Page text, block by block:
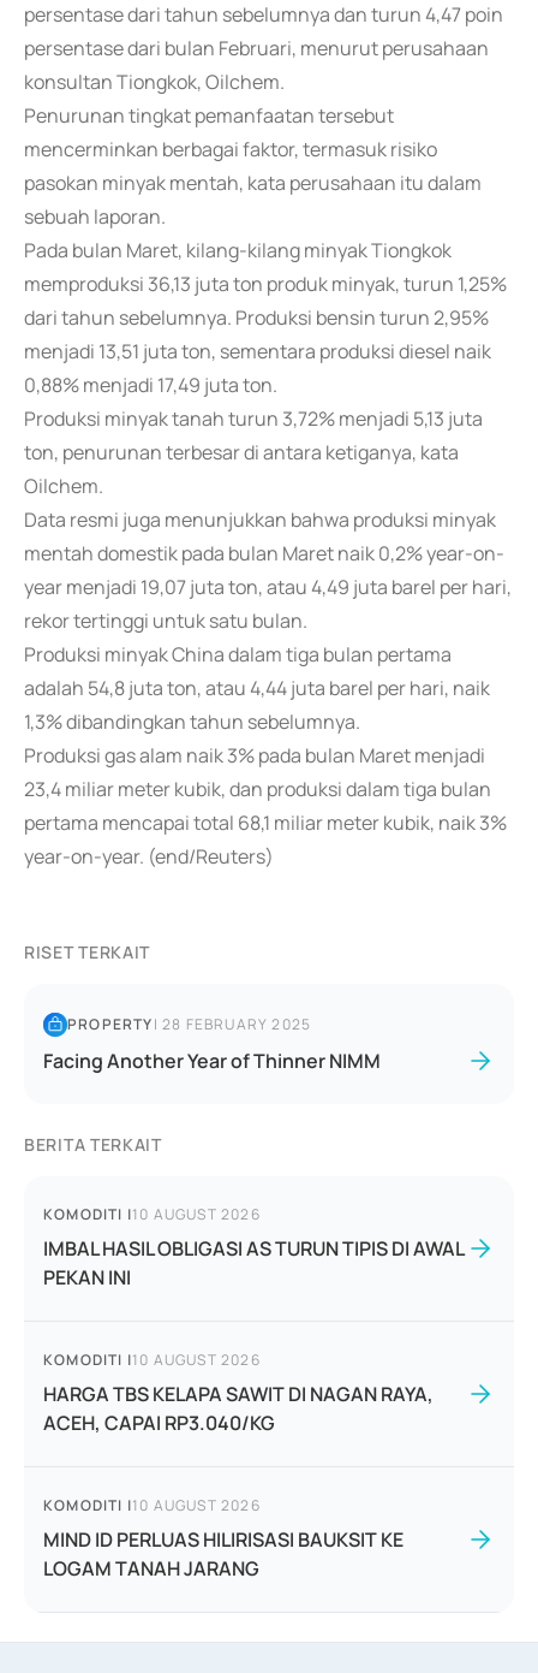
persentase dari tahun sebelumnya dan turun 4,47 poin
persentase dari bulan Februari, menurut perusahaan
konsultan Tiongkok, Oilchem.
Penurunan tingkat pemanfaatan tersebut
mencerminkan berbagai faktor, termasuk risiko
pasokan minyak mentah, kata perusahaan itu dalam
sebuah laporan.
Pada bulan Maret, kilang-kilang minyak Tiongkok
memproduksi 36,13 juta ton produk minyak, turun 1,25%
dari tahun sebelumnya. Produksi bensin turun 2,95%
menjadi 13,51 juta ton, sementara produksi diesel naik
0,88% menjadi 17,49 juta ton.
Produksi minyak tanah turun 3,72% menjadi 5,13 juta
ton, penurunan terbesar di antara ketiganya, kata
Oilchem.
Data resmi juga menunjukkan bahwa produksi minyak
mentah domestik pada bulan Maret naik 0,2% year-on-
year menjadi 19,07 juta ton, atau 4,49 juta barel per hari,
rekor tertinggi untuk satu bulan.
Produksi minyak China dalam tiga bulan pertama
adalah 54,8 juta ton, atau 4,44 juta barel per hari, naik
1,3% dibandingkan tahun sebelumnya.
Produksi gas alam naik 3% pada bulan Maret menjadi
23,4 miliar meter kubik, dan produksi dalam tiga bulan
pertama mencapai total 68,1 miliar meter kubik, naik 3%
year-on-year. (end/Reuters)
RISET TERKAIT
PROPERTY|28 FEBRUARY 2025
Facing Another Year of Thinner NIMM
BERITA TERKAIT
KOMODITI |10 AUGUST 2026
IMBAL HASIL OBLIGASI AS TURUN TIPIS DI AWAL
PEKAN INI
KOMODITI |10 AUGUST 2026
HARGA TBS KELAPA SAWIT DI NAGAN RAYA,
ACEH, CAPAI RP3.040/KG
KOMODITI |10 AUGUST 2026
MIND ID PERLUAS HILIRISASI BAUKSIT KE
LOGAM TANAH JARANG